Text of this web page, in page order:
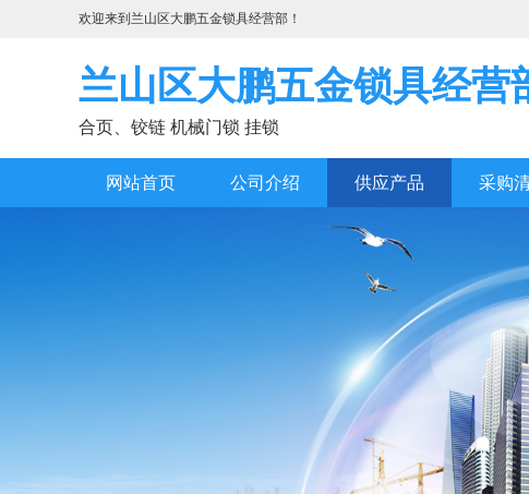
欢迎来到兰山区大鹏五金锁具经营部！
兰山区大鹏五金锁具经营
合页、铰链 机械门锁 挂锁
网站首页 公司介绍 供应产品 采购